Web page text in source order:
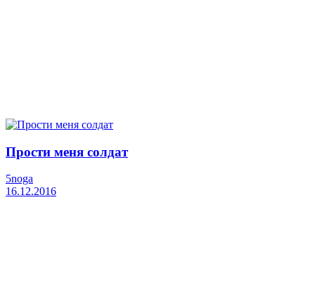
Прости меня солдат
5noga
16.12.2016